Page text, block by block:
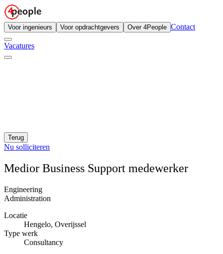
Voor ingenieurs Voor opdrachtgevers Over 4People Contact
Vacatures
Terug
Nu solliciteren
Medior Business Support medewerker
Engineering
Administration
Locatie
Hengelo, Overijssel
Type werk
Consultancy